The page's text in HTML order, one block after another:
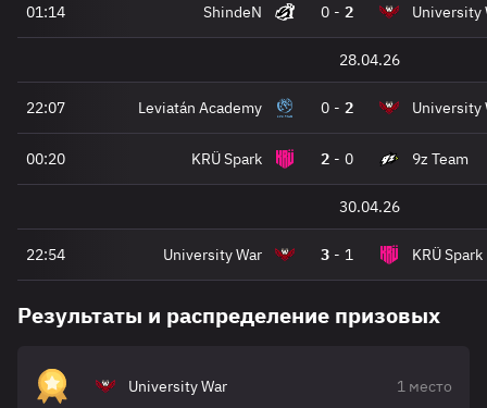
01:14 ShindeN 0 - 2 University
28.04.26
22:07 Leviatán Academy 0 - 2 University
00:20 KRÜ Spark 2 - 0 9z Team
30.04.26
22:54 University War 3 - 1 KRÜ Spark
Результаты и распределение призовых
University War 1 место